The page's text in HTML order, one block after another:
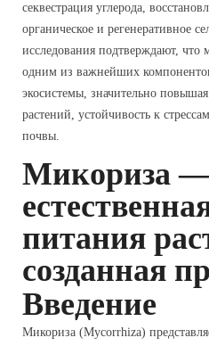
секвестрация углерода,
органическое и регенеративное
исследования подтверждают, что
одним из важнейших
экосистемы, значительно
растений, устойчивость к
почвы.
Микориза
питания
созданная
Введение
Микориза (Mycorrhiza)